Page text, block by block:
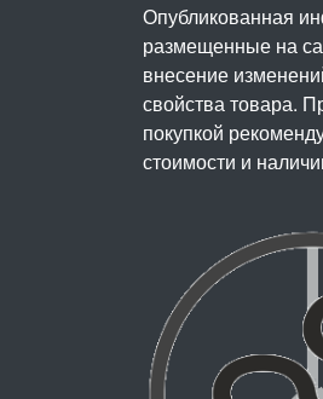
Опубликованная
размещенные на
внесение
свойства товара.
покупкой
стоимости и